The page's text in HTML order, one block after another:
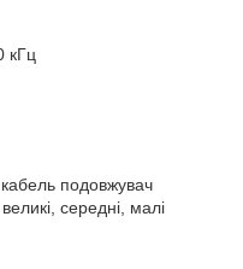
кГц
подовжувач
середні, малі